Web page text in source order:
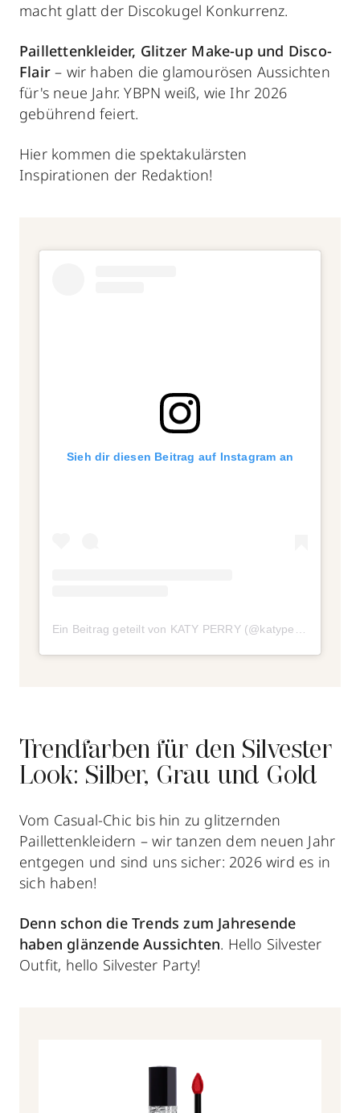
macht glatt der Discokugel Konkurrenz.
Paillettenkleider, Glitzer Make-up und Disco-
Flair – wir haben die glamourösen Aussichten
für's neue Jahr. YBPN weiß, wie Ihr 2026
gebührend feiert.
Hier kommen die spektakulärsten
Inspirationen der Redaktion!
Sieh dir diesen Beitrag auf Instagram an
Trendfarben für den Silvester
Look: Silber, Grau und Gold
Vom Casual-Chic bis hin zu glitzernden
Paillettenkleidern – wir tanzen dem neuen Jahr
entgegen und sind uns sicher: 2026 wird es in
sich haben!
Denn schon die Trends zum Jahresende
haben glänzende Aussichten. Hello Silvester
Outfit, hello Silvester Party!